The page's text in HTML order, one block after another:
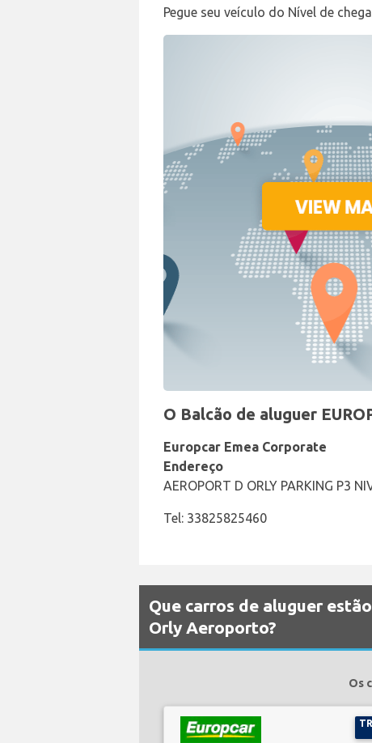
Pegue seu veículo do Nível de
O Balcão de aluguer
Europcar Emea Corporate
Endereço
AEROPORT D ORLY PARKING P3
Tel: 33825825460
Que carros de aluguer
Orly Aeroporto?
Os